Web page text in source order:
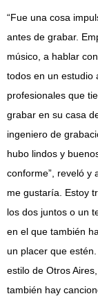
“Fue una cosa
antes de grabar.
músico, a hablar
todos en un estudio
profesionales que
grabar en su casa
ingeniero de
hubo lindos y
conforme”, reveló y
me gustaría. Estoy
los dos juntos o un
en el que también
un placer que
estilo de Otros
también hay